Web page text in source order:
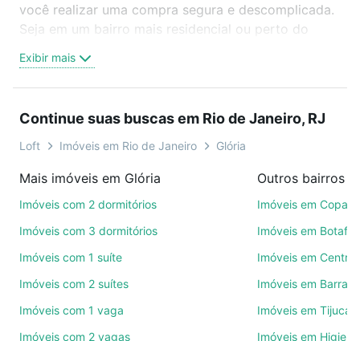
você realizar uma compra segura e descomplicada.
Seja em um bairro mais residencial ou perto do
oferta ideal de Imóveis à venda em rua otavio
freitas - Glória, Rio de Janeiro, RJ para conquistar
videochamada, é grátis, sem compromisso e você
ainda conta com mais de 46 mil corretores e
de imóveis.
ruas, bairros e até condomínios favoritos. Você
também pode usar os filtros como quantidade de
quartos, suítes, com ou sem vaga de garagem para
Exibir mais
Continue suas buscas em Rio de Janeiro, RJ
Loft Imóveis em Rio de Janeiro Glória
Mais imóveis em Glória
Imóveis com 2 dormitórios
Imóveis com 3 dormitórios
Imóveis com 1 suíte
Imóveis com 2 suítes
Imóveis com 1 vaga
Imóveis com 2 vagas
Imóveis em
Imóveis em
Imóveis em Centro
Imóveis em Barra
Imóveis em Tijuca
Imóveis em